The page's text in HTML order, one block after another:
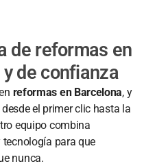
de reformas en
de confianza
reformas en Barcelona, y
el primer clic hasta la
equipo combina
para que
nunca.